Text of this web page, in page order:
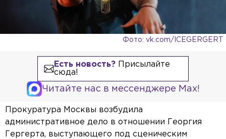
Фото: vk.com/ICEGERGERT
Есть новость?Присылайте
сюда!
Читайте нас в мессенджере Max!
Прокуратура Москвы возбудила
административное дело в отношении Георгия
Гергерта, выступающего под сценическим